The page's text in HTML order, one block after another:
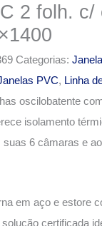
2 folh. c/
Categorias:
PVC, Linha
oscilobatente
isolamento
6 câmaras e
em aço e estore
certificada